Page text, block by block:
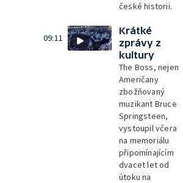
české historii.
09:11
Krátké
zprávy z
kultury
The Boss, nejen
Američany
zbožňovaný
muzikant Bruce
Springsteen,
vystoupil včera
na memoriálu
připomínajícím
dvacet let od
útoku na